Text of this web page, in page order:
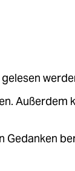
Außerdem
Gedanken